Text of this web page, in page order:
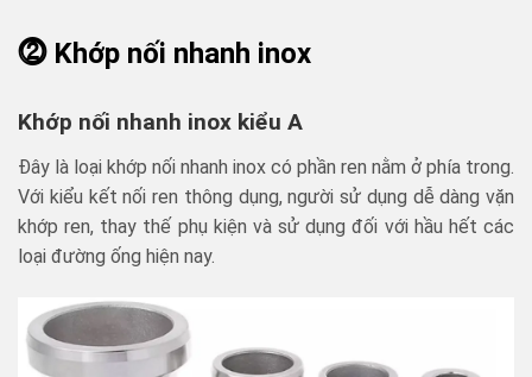
⓶ Khớp nối nhanh inox
Khớp nối nhanh inox kiểu A
Đây là loại khớp nối nhanh inox có phần ren nằm ở phía trong.
Với kiểu kết nối ren thông dụng, người sử dụng dễ dàng vặn
khớp ren, thay thế phụ kiện và sử dụng đối với hầu hết các
loại đường ống hiện nay.